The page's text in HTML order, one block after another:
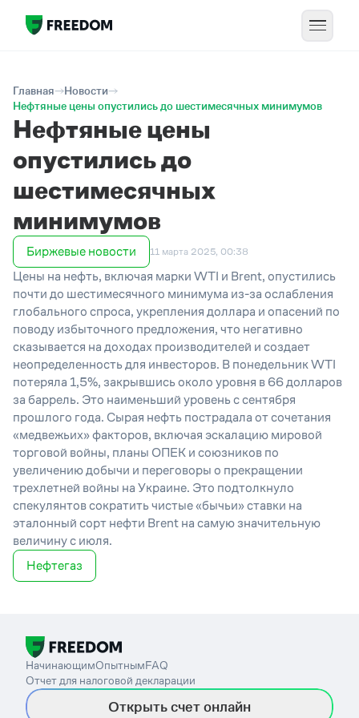
Главная
Новости
Нефтяные цены опустились до шестимесячных минимумов
Нефтяные цены
опустились до
шестимесячных
минимумов
Биржевые новости 11 марта 2025, 00:38
Цены на нефть, включая марки WTI и Brent, опустились
почти до шестимесячного минимума из-за ослабления
глобального спроса, укрепления доллара и опасений по
поводу избыточного предложения, что негативно
сказывается на доходах производителей и создает
неопределенность для инвесторов. В понедельник WTI
потеряла 1,5%, закрывшись около уровня в 66 долларов
за баррель. Это наименьший уровень с сентября
прошлого года. Сырая нефть пострадала от сочетания
«медвежьих» факторов, включая эскалацию мировой
торговой войны, планы ОПЕК и союзников по
увеличению добычи и переговоры о прекращении
трехлетней войны на Украине. Это подтолкнуло
спекулянтов сократить чистые «бычьи» ставки на
эталонный сорт нефти Brent на самую значительную
величину с июля.
Нефтегаз
НачинающимОпытнымFAQ
Отчет для налоговой декларации
Открыть счет онлайн